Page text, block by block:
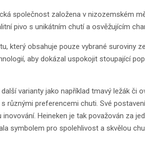
společnost založena v nizozemském
pivo s unikátním chutí a osvěžujícím
který obsahuje pouze vybrané suroviny
aby dokázal uspokojit stoupající
varianty jako například tmavý ležák či
různými preferencemi chuti. Své
Heineken je tak považován za
symbolem pro spolehlivost a skvělou